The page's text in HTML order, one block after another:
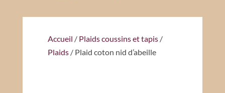
Accueil / Plaids coussins et tapis/
Plaids/ Plaid coton nid d’abeille